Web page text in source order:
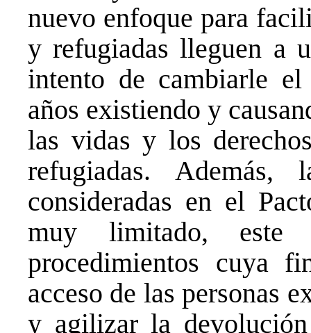
nuevo enfoque para
y refugiadas lleguen a
intento de cambiarle
años existiendo y
las vidas y los
refugiadas.
consideradas en el
muy limitado, este
procedimientos cuya
acceso de las personas
y agilizar la